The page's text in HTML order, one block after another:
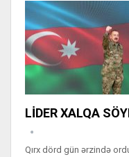
LİDER XALQA
Qırx dörd gün ərzində